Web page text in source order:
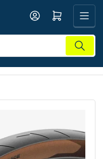
Apri il mini carrello